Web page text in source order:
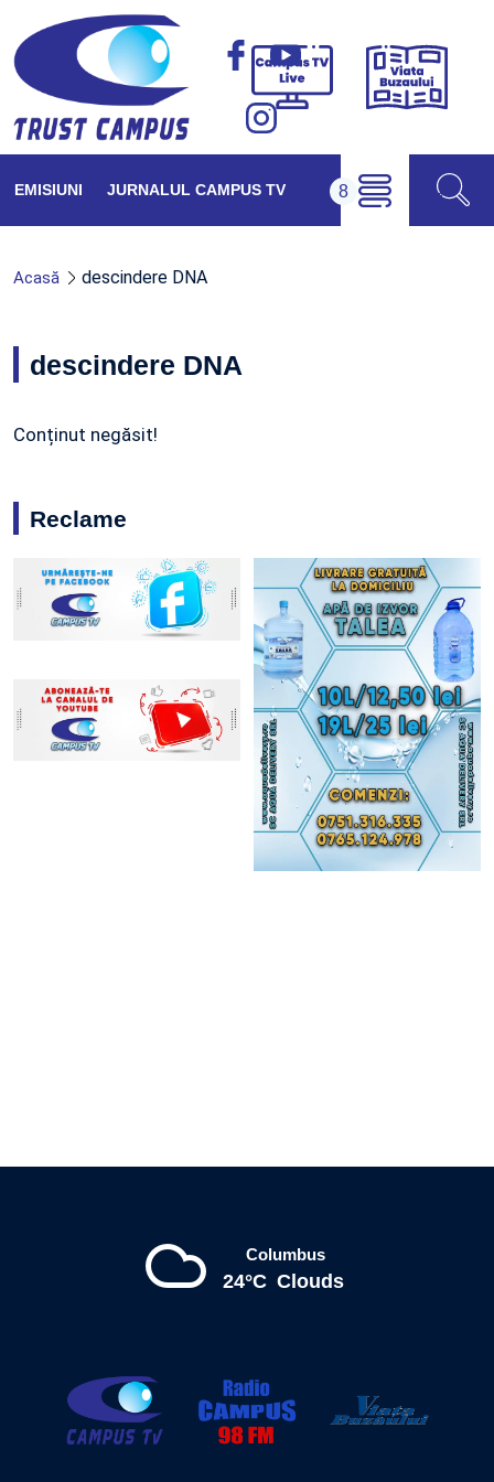
Campus
Viața
EMISIUNI JURNALUL CAMPUS TV
Acasă descindere DNA
descindere DNA
Conținut negăsit!
Reclame
Columbus
24°C Clouds